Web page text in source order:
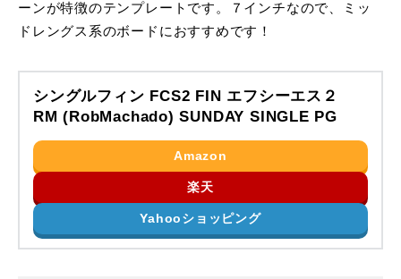
ーンが特徴のテンプレートです。７インチなので、ミッ
ドレングス系のボードにおすすめです！
シングルフィン FCS2 FIN エフシーエス２
RM (RobMachado) SUNDAY SINGLE PG
Amazon
楽天
Yahooショッピング